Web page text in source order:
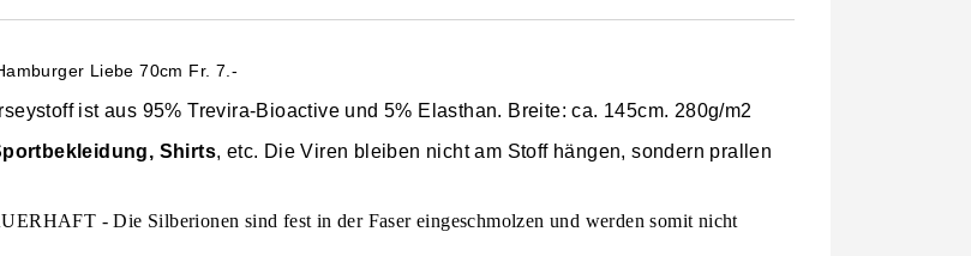
Liebe 70cm Fr. 7.-
ist aus 95% Trevira-Bioactive und 5% Elasthan. Breite: ca. 145cm. 280g/m2
Shirts, etc. Die Viren bleiben nicht am Stoff hängen, sondern prallen
- Die Silberionen sind fest in der Faser eingeschmolzen und werden somit nicht